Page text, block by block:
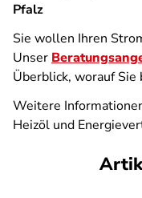
Pfalz
Sie wollen Ihren
Unser
Überblick, worauf
Weitere
Heizöl und